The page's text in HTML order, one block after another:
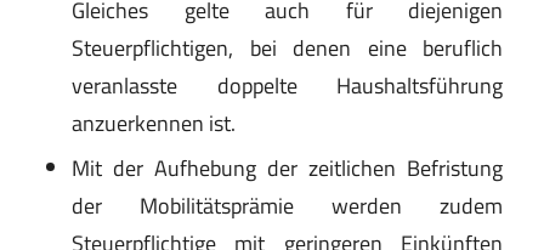
Gleiches gelte auch für diejenigen
Steuerpflichtigen, bei denen eine beruflich
veranlasste doppelte Haushaltsführung
anzuerkennen ist.
Mit der Aufhebung der zeitlichen Befristung
der Mobilitätsprämie werden zudem
Steuerpflichtige mit geringeren Einkünften